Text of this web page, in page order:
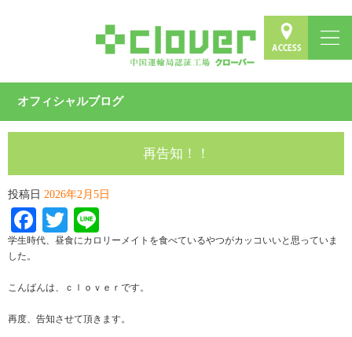
オフィシャルブログ
再告知！！
投稿日 2026年2月5日
Facebook
Twitter
学生時代、昼食にカロリーメイトを食べているやつがカッコいいと思っていま
した。
こんばんは、ｃｌｏｖｅｒです。
再度、告知させて頂きます。